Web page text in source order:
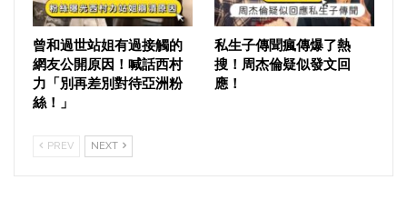
曾和過世站姐有過接觸的
網友公開原因！喊話西村
力「別再差別對待亞洲粉
絲！」
私生子傳聞瘋傳爆了熱
搜！周杰倫疑似發文回
應！
PREV NEXT